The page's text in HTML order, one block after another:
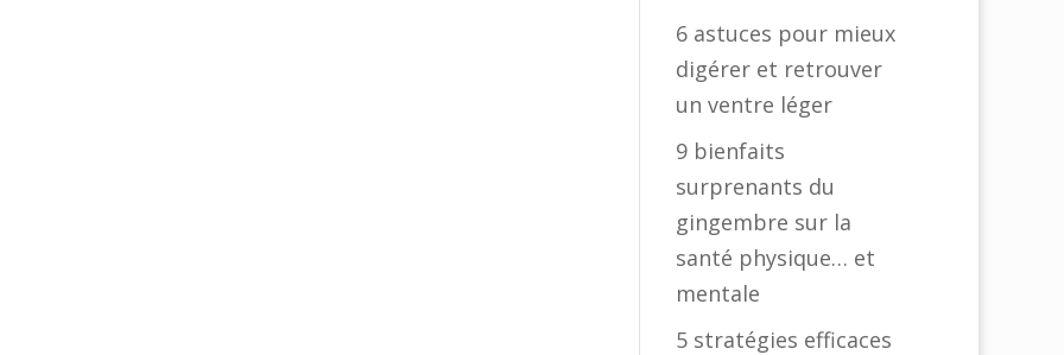
6 astuces pour mieux
digérer et retrouver
un ventre léger
9 bienfaits
surprenants du
gingembre sur la
santé physique… et
mentale
5 stratégies efficaces